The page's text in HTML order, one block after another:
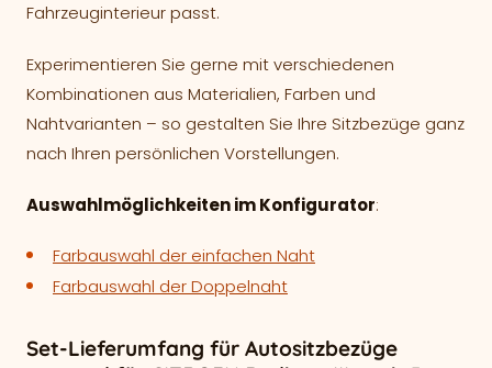
Fahrzeuginterieur passt.
Experimentieren Sie gerne mit verschiedenen
Kombinationen aus Materialien, Farben und
Nahtvarianten – so gestalten Sie Ihre Sitzbezüge ganz
nach Ihren persönlichen Vorstellungen.
Auswahlmöglichkeiten im Konfigurator:
Farbauswahl der einfachen Naht
Farbauswahl der Doppelnaht
Set-Lieferumfang für Autositzbezüge